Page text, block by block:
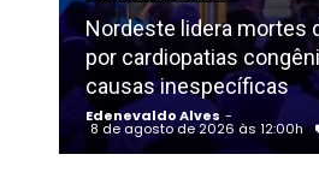
Nordeste lidera mortes
por cardiopatias
causas inespecíficas
Edenevaldo Alves -
8 de agosto de 2026 às 12:00h